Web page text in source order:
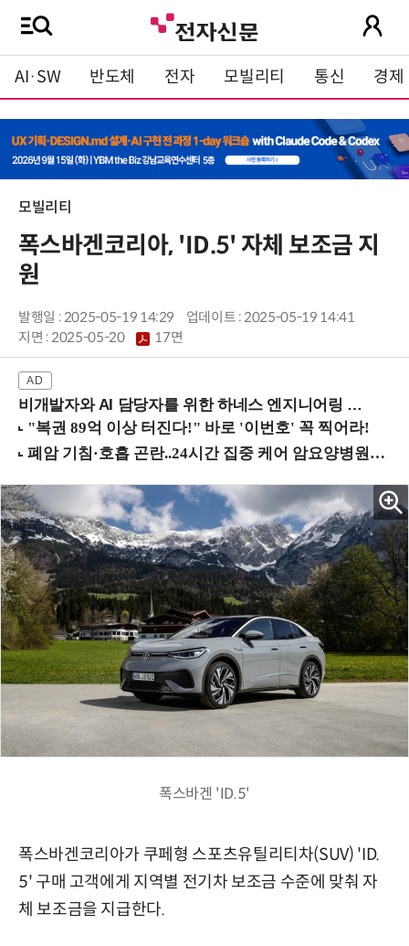
AI·SW 반도체 전자 모빌리티 통신 경제
모빌리티
폭스바겐코리아, 'ID.5' 자체 보조금 지
원
발행일 : 2025-05-19 14:29
업데이트 : 2025-05-19 14:41
지면 :2025-05-20 17면
비개발자와 AI 담당자를 위한 하네스 엔지니어링 입문과정 (8/20 신논현역)
폭스바겐 'ID.5'
폭스바겐코리아가 쿠페형 스포츠유틸리티차(SUV) 'ID.
5' 구매 고객에게 지역별 전기차 보조금 수준에 맞춰 자
체 보조금을 지급한다.